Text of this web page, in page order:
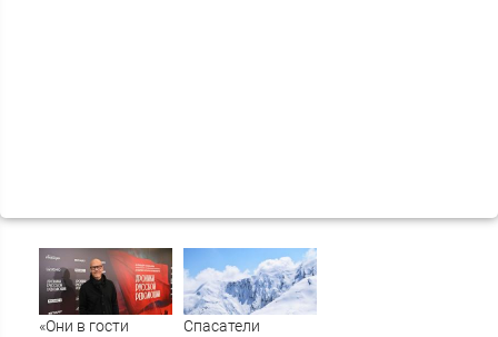
«Они в гости
Спасатели